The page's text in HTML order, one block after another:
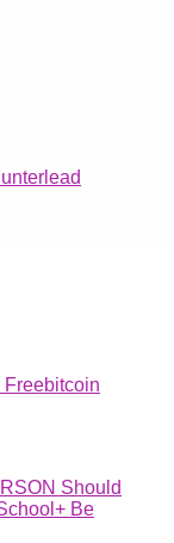
Freebitcoin
Should
Be